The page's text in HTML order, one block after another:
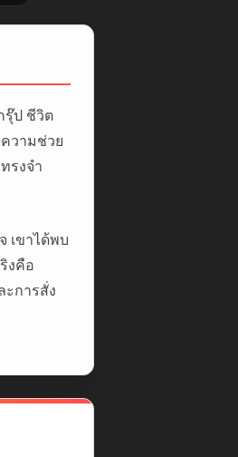
รุ๊ป ชีวิต
วามช่วย
รงจำ
เขาได้พบ
งคือ
การสั่ง